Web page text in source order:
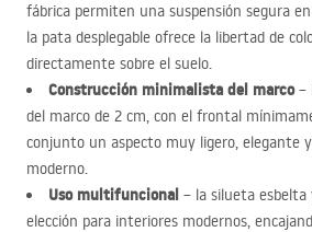
fábrica permiten una suspensión segura
la pata desplegable ofrece la libertad de
directamente sobre el suelo.
Construcción minimalista del marco–
del marco de 2 cm, con el frontal
conjunto un aspecto muy ligero, elegante
moderno.
Uso multifuncional – la silueta
elección para interiores modernos,